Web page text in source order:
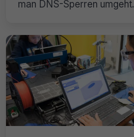
man DNS-Sperren umgeht.